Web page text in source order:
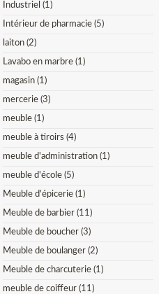
Industriel (1)
Intérieur de pharmacie (5)
laiton (2)
Lavabo en marbre (1)
magasin (1)
mercerie (3)
meuble (1)
meuble à tiroirs (4)
meuble d'administration (1)
meuble d'école (5)
Meuble d'épicerie (1)
Meuble de barbier (11)
Meuble de boucher (3)
Meuble de boulanger (2)
Meuble de charcuterie (1)
meuble de coiffeur (11)